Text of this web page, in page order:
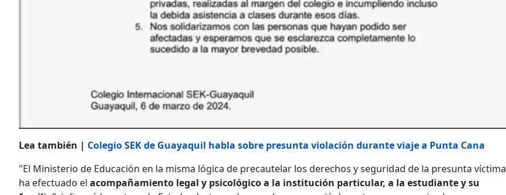
Lea también | Colegio SEK de Guayaquil habla sobre presunta violación durante viaje a Punta Cana
"El Ministerio de Educación en la misma lógica de precautelar los derechos y seguridad de la presunta víctima
ha efectuado el acompañamiento legal y psicológico a la institución particular, a la estudiante y su